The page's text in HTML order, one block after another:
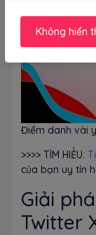
Điểm danh vài
>>>> TÌM HIỂU:
của bạn uy tín
Giải
Twitter
Không hiển